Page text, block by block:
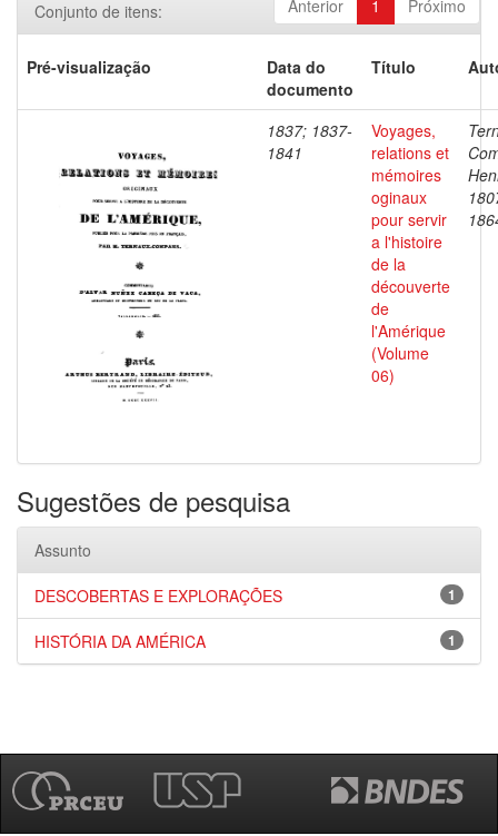
Anterior 1 Próximo
Conjunto de itens:
Pré-visualização
Data do
documento
Título
1837; 1837-
1841
Voyages,
relations et
mémoires
oginaux
pour servir
a l'histoire
de la
découverte
de
l'Amérique
(Volume
06)
Sugestões de pesquisa
Assunto
1
DESCOBERTAS E EXPLORAÇÕES
1
HISTÓRIA DA AMÉRICA